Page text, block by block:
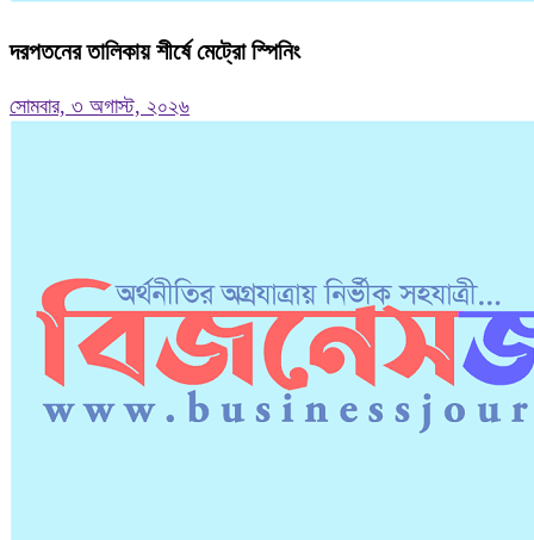
দরপতনের তালিকায় শীর্ষে মেট্রো স্পিনিং
সোমবার, ৩ অগাস্ট, ২০২৬